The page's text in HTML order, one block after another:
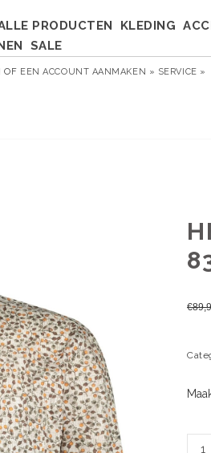
PRODUCTEN KLEDING
SALE
OF EEN ACCOUNT AANMAKEN » SERVICE »
€